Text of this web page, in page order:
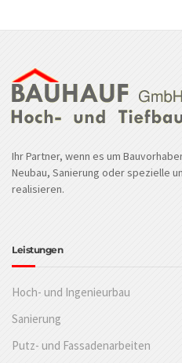
Ihr Partner, wenn es um
Neubau, Sanierung oder spezielle
realisieren.
Leistungen
Hoch- und Ingenieurbau
Sanierung
Putz- und Fassadenarbeiten